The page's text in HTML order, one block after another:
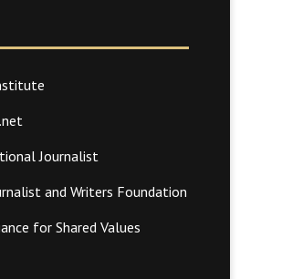
Journalist
and Writers Foundation
for Shared Values